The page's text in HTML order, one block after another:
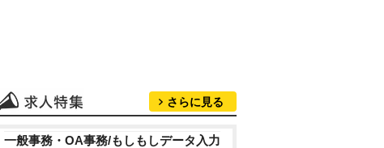
さらに見る
一般事務・OA事務/もしもしデータ入力